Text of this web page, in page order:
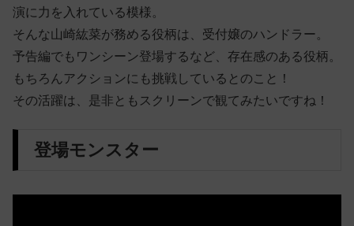
演に力を入れている模様。
そんな山崎紘菜が務める役柄は、受付嬢のハンドラー。
予告編でもワンシーン登場するなど、存在感のある役柄。
もちろんアクションにも挑戦しているとのこと！
その活躍は、是非ともスクリーンで観てみたいですね！
登場モンスター